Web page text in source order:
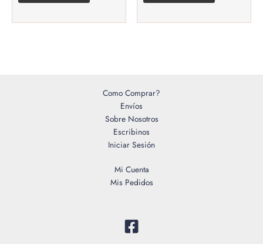
Como Comprar?
Envíos
Sobre Nosotros
Escribinos
Iniciar Sesión
Mi Cuenta
Mis Pedidos